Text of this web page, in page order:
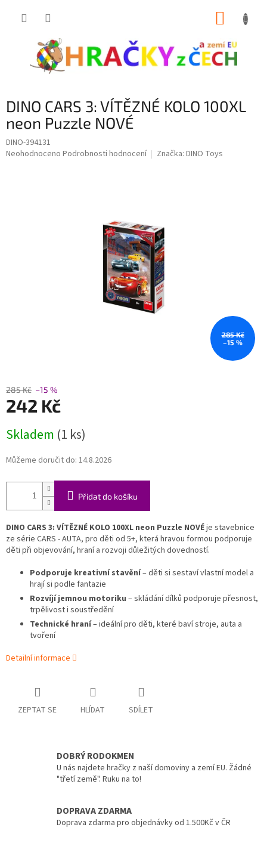
DINO CARS 3: VÍTĚZNÉ KOLO 100XL
neon Puzzle NOVÉ
DINO-394131
Průměrné
Neohodnoceno Podrobnosti hodnocení Značka: DINO Toys
285 Kč
–15 %
285 Kč –15 %
242 Kč
cena:
Skladem (1 ks)
Můžeme doručit do: 14.8.2026
Přidat do košíku
DINO CARS 3: VÍTĚZNÉ KOLO 100XL neon Puzzle NOVÉje stavebnice
ze série CARS - AUTA, pro děti od 5+, která hravou formou podporuje
děti při objevování, hraní a rozvoji důležitých dovedností.
Podporuje kreativní stavění– děti si sestaví vlastní model a
hrají si podle fantazie
Rozvíjí jemnou motoriku – skládání dílků podporuje přesnost,
trpělivost i soustředění
Technické hraní– ideální pro děti, které baví stroje, auta a
tvoření
Detailní informace
ZEPTAT SE HLÍDAT SDÍLET
DOBRÝ RODOKMEN
U nás najdete hračky z naší domoviny a zemí EU. Žádné
"třetí země". Ruku na to!
DOPRAVA ZDARMA
Doprava zdarma pro objednávky od 1.500Kč v ČR